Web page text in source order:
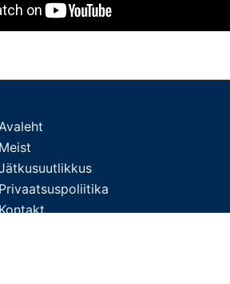
Meist
Privaatsuspoliitika